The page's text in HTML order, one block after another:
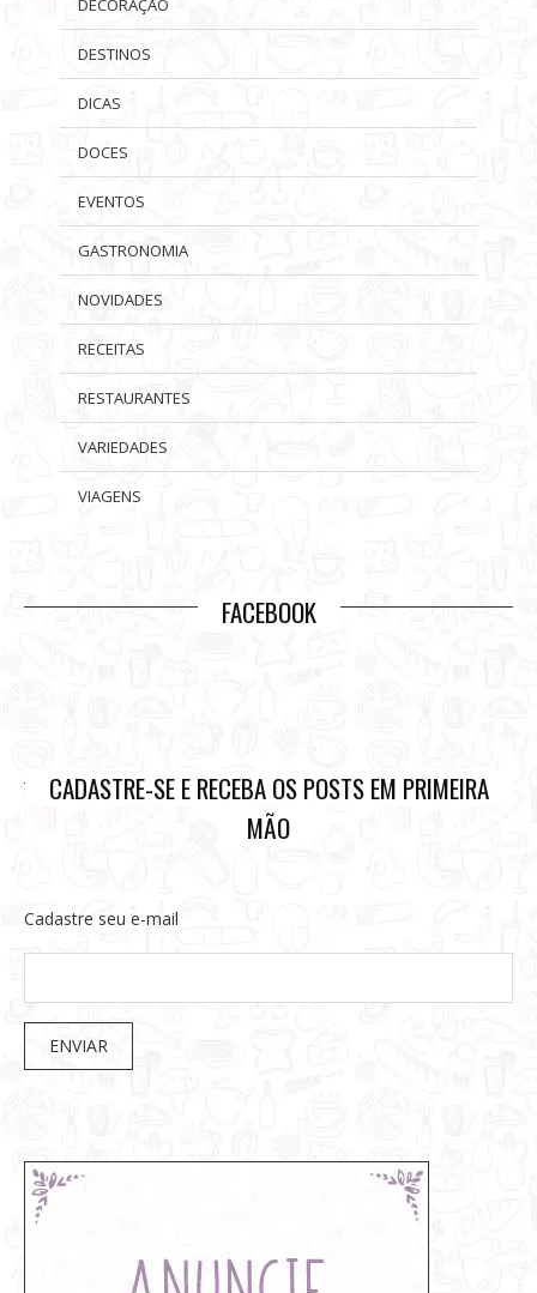
DESTINOS
DICAS
DOCES
EVENTOS
GASTRONOMIA
NOVIDADES
RECEITAS
RESTAURANTES
VARIEDADES
VIAGENS
FACEBOOK
CADASTRE-SE E RECEBA OS POSTS EM PRIMEIRA
MÃO
Cadastre seu e-mail